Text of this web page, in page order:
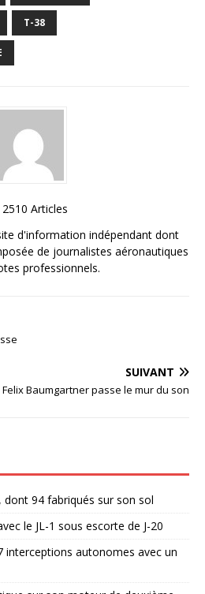
T-38
2510 Articles
d'information indépendant dont
de journalistes aéronautiques
professionnels.
SUIVANT
Felix Baumgartner passe le mur du son
dont 94 fabriqués sur son sol
le JL-1 sous escorte de J-20
interceptions autonomes avec un